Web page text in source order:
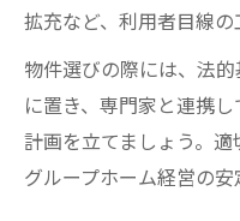
拡充など、利用者目線の
物件選びの際には、法
に置き、専門家と連携
計画を立てましょう。適
グループホーム経営の安